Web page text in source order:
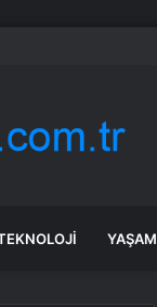
Haline Geldi”
YAŞAM